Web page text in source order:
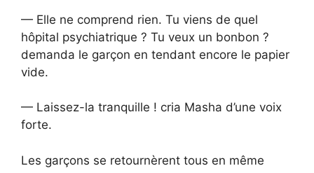
— Elle ne comprend rien. Tu viens de quel
hôpital psychiatrique ? Tu veux un bonbon ?
demanda le garçon en tendant encore le papier
vide.
— Laissez-la tranquille ! cria Masha d’une voix
forte.
Les garçons se retournèrent tous en même